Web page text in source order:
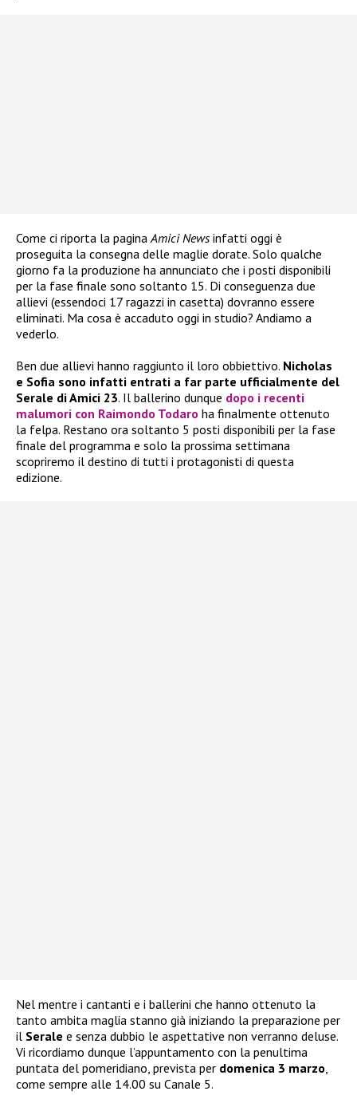
Come ci riporta la paginaAmici Newsinfatti oggi è
proseguita la consegna delle maglie dorate. Solo qualche
giorno fa la produzione ha annunciato che i posti disponibili
per la fase finale sono soltanto 15. Di conseguenza due
allievi (essendoci 17 ragazzi in casetta) dovranno essere
eliminati. Ma cosa è accaduto oggi in studio? Andiamo a
vederlo.
Ben due allievi hanno raggiunto il loro obbiettivo. Nicholas
e Sofia sono infatti entrati a far parte ufficialmente del
Serale di Amici 23. Il ballerino dunque dopo i recenti
malumori con Raimondo Todaro ha finalmente ottenuto
la felpa. Restano ora soltanto 5 posti disponibili per la fase
finale del programma e solo la prossima settimana
scopriremo il destino di tutti i protagonisti di questa
edizione.
Nel mentre i cantanti e i ballerini che hanno ottenuto la
tanto ambita maglia stanno già iniziando la preparazione per
il Serale e senza dubbio le aspettative non verranno deluse.
Vi ricordiamo dunque l’appuntamento con la penultima
puntata del pomeridiano, prevista per domenica 3 marzo,
come sempre alle 14.00 su Canale 5.